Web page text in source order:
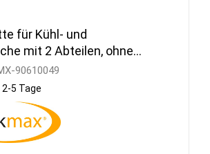
für Kühl- und
mit 2 Abteilen, ohne
90610049
5 Tage